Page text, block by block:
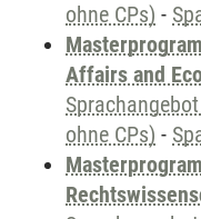
ohne CPs) -
Affairs and
ohne CPs) -